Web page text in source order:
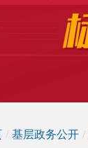
/ 基层政务公开 /